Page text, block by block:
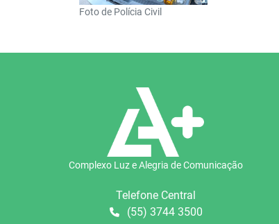
Foto de Polícia Civil
Complexo Luz e Alegria de Comunicação
Telefone Central
(55) 3744 3500